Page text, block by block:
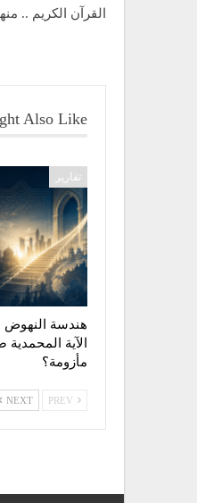
القرآن الكريم ..
Also Like
تقارير
هندسة النهوض
الآية
مأزومة؟
NEXT